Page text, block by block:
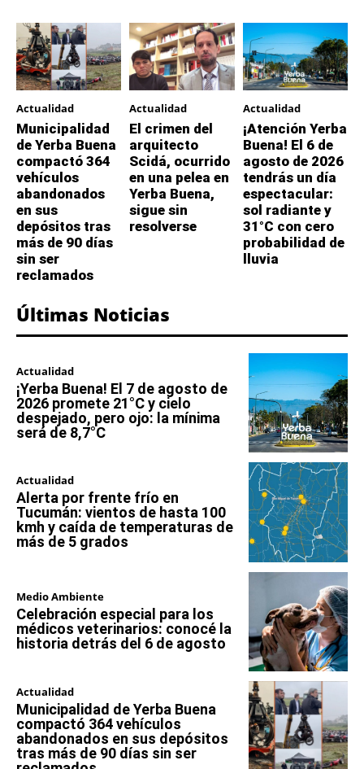
Actualidad
Municipalidad
de Yerba Buena
compactó 364
vehículos
abandonados
en sus
depósitos tras
más de 90 días
sin ser
reclamados
Actualidad
El crimen del
arquitecto
Scidá, ocurrido
en una pelea en
Yerba Buena,
sigue sin
resolverse
Actualidad
¡Atención Yerba
Buena! El 6 de
agosto de 2026
tendrás un día
espectacular:
sol radiante y
31°C con cero
probabilidad de
lluvia
Últimas Noticias
Actualidad
¡Yerba Buena! El 7 de agosto de
2026 promete 21°C y cielo
despejado, pero ojo: la mínima
será de 8,7°C
Actualidad
Alerta por frente frío en
Tucumán: vientos de hasta 100
kmh y caída de temperaturas de
más de 5 grados
Medio Ambiente
Celebración especial para los
médicos veterinarios: conocé la
historia detrás del 6 de agosto
Actualidad
Municipalidad de Yerba Buena
compactó 364 vehículos
abandonados en sus depósitos
tras más de 90 días sin ser